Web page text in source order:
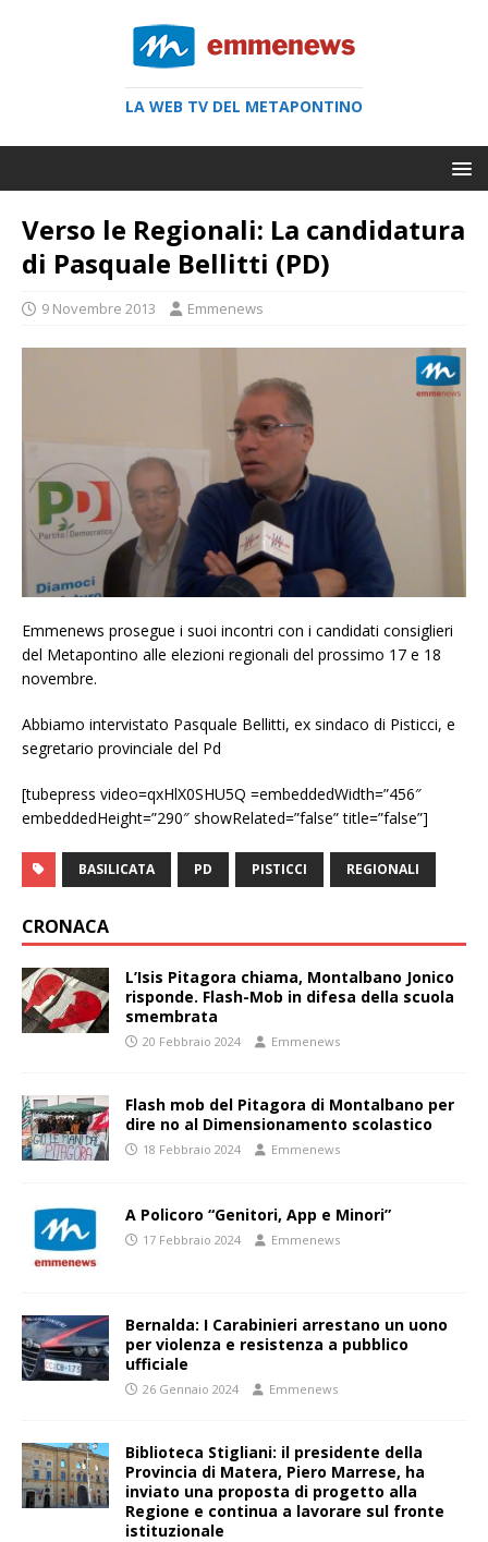
LA WEB TV DEL METAPONTINO
Verso le Regionali: La candidatura
di Pasquale Bellitti (PD)
9 Novembre 2013 Emmenews
Emmenews prosegue i suoi incontri con i candidati consiglieri
del Metapontino alle elezioni regionali del prossimo 17 e 18
novembre.
Abbiamo intervistato Pasquale Bellitti, ex sindaco di Pisticci, e
segretario provinciale del Pd
[tubepress video=qxHlX0SHU5Q =embeddedWidth=”456″
embeddedHeight=”290″ showRelated=”false” title=”false”]
BASILICATA PD PISTICCI REGIONALI
CRONACA
L’Isis Pitagora chiama, Montalbano Jonico
risponde. Flash-Mob in difesa della scuola
smembrata
20 Febbraio 2024 Emmenews
Flash mob del Pitagora di Montalbano per
dire no al Dimensionamento scolastico
18 Febbraio 2024 Emmenews
A Policoro “Genitori, App e Minori”
17 Febbraio 2024 Emmenews
Bernalda: I Carabinieri arrestano un uono
per violenza e resistenza a pubblico
ufficiale
26 Gennaio 2024 Emmenews
Biblioteca Stigliani: il presidente della
Provincia di Matera, Piero Marrese, ha
inviato una proposta di progetto alla
Regione e continua a lavorare sul fronte
istituzionale